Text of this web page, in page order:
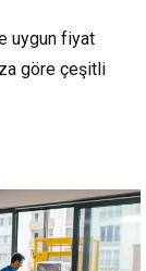
uygun fiyat
göre çeşitli